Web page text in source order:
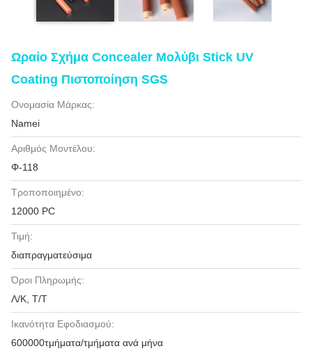
Ωραίο Σχήμα Concealer Μολύβι Stick UV
Coating Πιστοποίηση SGS
Ονομασία Μάρκας:
Namei
Αριθμός Μοντέλου:
Φ-118
Τροποποιημένο:
12000 PC
Τιμή:
διαπραγματεύσιμα
Όροι Πληρωμής:
Λ/Κ, Τ/Τ
Ικανότητα Εφοδιασμού:
600000τμήματα/τμήματα ανά μήνα